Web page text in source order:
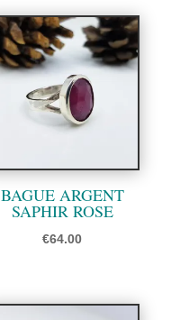
BAGUE ARGENT
SAPHIR ROSE
€64.00